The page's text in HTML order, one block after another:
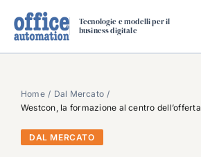
Tecnologie e modelli per il
business digitale
SPECIAL PAPER
TAVOLE ROTONDE DI REDAZIONE
DAL MERCATO
Home
Dal Mercato
Westcon, la formazione al centro dell’offerta
DAL MERCATO